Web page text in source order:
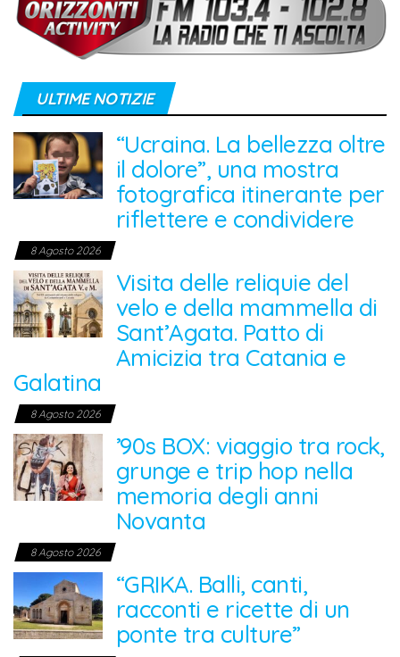
ULTIME NOTIZIE
“Ucraina. La bellezza oltre
il dolore”, una mostra
fotografica itinerante per
riflettere e condividere
8 Agosto 2026
Visita delle reliquie del
velo e della mammella di
Sant’Agata. Patto di
Amicizia tra Catania e
Galatina
8 Agosto 2026
’90s BOX: viaggio tra rock,
grunge e trip hop nella
memoria degli anni
Novanta
8 Agosto 2026
“GRIKA. Balli, canti,
racconti e ricette di un
ponte tra culture”